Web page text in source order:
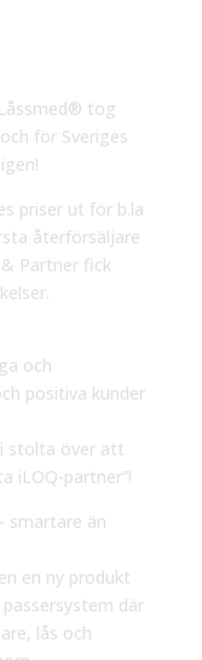
tog
för Sveriges
priser ut för b.la
återförsäljare
& Partner fick
och
positiva kunder
stolta över att
iLOQ-partner”!
smartare än
en ny produkt
där
lås och